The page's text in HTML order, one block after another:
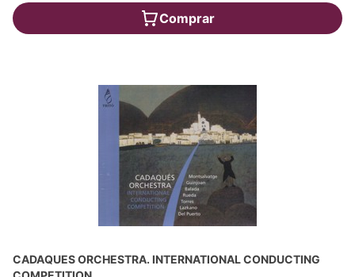
Comprar
CADAQUES ORCHESTRA. INTERNATIONAL CONDUCTING